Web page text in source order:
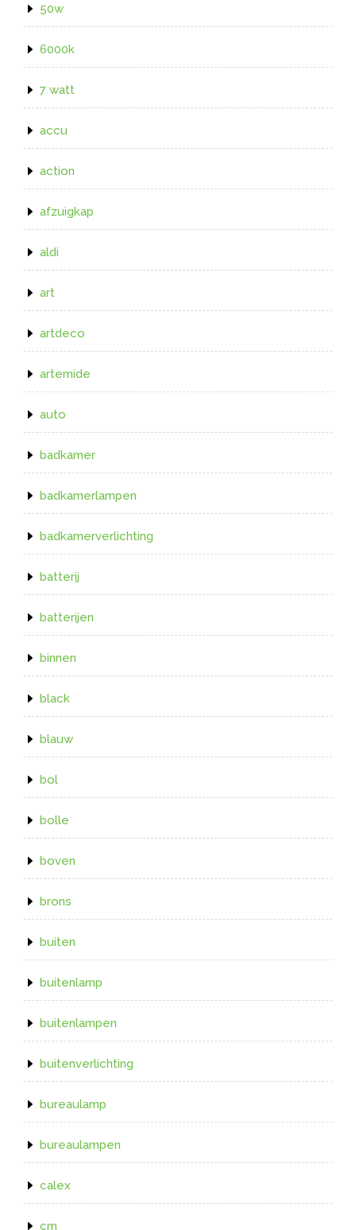
50w
6000k
7 watt
accu
action
afzuigkap
aldi
art
artdeco
artemide
auto
badkamer
badkamerlampen
badkamerverlichting
batterij
batterijen
binnen
black
blauw
bol
bolle
boven
brons
buiten
buitenlamp
buitenlampen
buitenverlichting
bureaulamp
bureaulampen
calex
cm